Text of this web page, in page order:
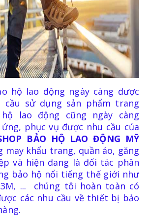
hộ lao động ngày càng được
cầu sử dụng sản phẩm trang
lao động cũng ngày càng
phục vụ được nhu cầu của
BẢO HỘ LAO ĐỘNG MỸ
may khẩu trang, quần áo, găng
và hiện đang là đối tác phân
bảo hộ nổi tiếng thế giới như
3M, ... chúng tôi hoàn toàn có
các nhu cầu về thiết bị bảo